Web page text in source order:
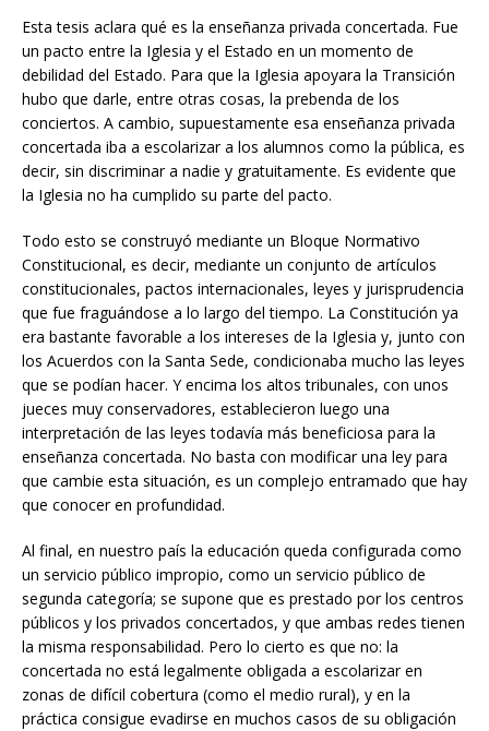
Esta tesis aclara qué es la enseñanza privada concertada. Fue
un pacto entre la Iglesia y el Estado en un momento de
debilidad del Estado. Para que la Iglesia apoyara la Transición
hubo que darle, entre otras cosas, la prebenda de los
conciertos. A cambio, supuestamente esa enseñanza privada
concertada iba a escolarizar a los alumnos como la pública, es
decir, sin discriminar a nadie y gratuitamente. Es evidente que
la Iglesia no ha cumplido su parte del pacto.
Todo esto se construyó mediante un Bloque Normativo
Constitucional, es decir, mediante un conjunto de artículos
constitucionales, pactos internacionales, leyes y jurisprudencia
que fue fraguándose a lo largo del tiempo. La Constitución ya
era bastante favorable a los intereses de la Iglesia y, junto con
los Acuerdos con la Santa Sede, condicionaba mucho las leyes
que se podían hacer. Y encima los altos tribunales, con unos
jueces muy conservadores, establecieron luego una
interpretación de las leyes todavía más beneficiosa para la
enseñanza concertada. No basta con modificar una ley para
que cambie esta situación, es un complejo entramado que hay
que conocer en profundidad.
Al final, en nuestro país la educación queda configurada como
un servicio público impropio, como un servicio público de
segunda categoría; se supone que es prestado por los centros
públicos y los privados concertados, y que ambas redes tienen
la misma responsabilidad. Pero lo cierto es que no: la
concertada no está legalmente obligada a escolarizar en
zonas de difícil cobertura (como el medio rural), y en la
práctica consigue evadirse en muchos casos de su obligación